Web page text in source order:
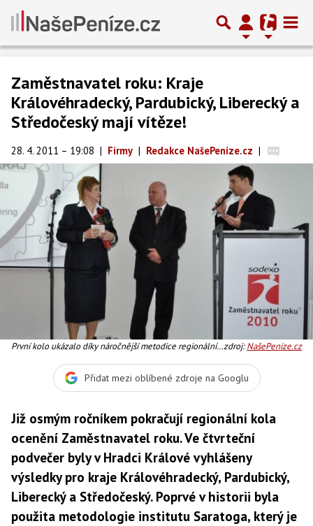
Zaměstnavatel roku: Kraje
Královéhradecký, Pardubický, Liberecký a
Středočeský mají vítěze!
28. 4. 2011 – 19:08 | Firmy | Redakce NašePeníze.cz |
První kolo ukázalo díky náročnější metodice regionální
Foto:Fincentrum
zdroj:NašePeníze.cz
Přidat mezi oblíbené zdroje na Googlu
Již osmým ročníkem pokračují regionální kola
ocenění Zaměstnavatel roku. Ve čtvrteční
podvečer byly v Hradci Králové vyhlášeny
výsledky pro kraje Královéhradecký, Pardubický,
Liberecký a Středočeský. Poprvé v historii byla
použita metodologie institutu Saratoga, který je